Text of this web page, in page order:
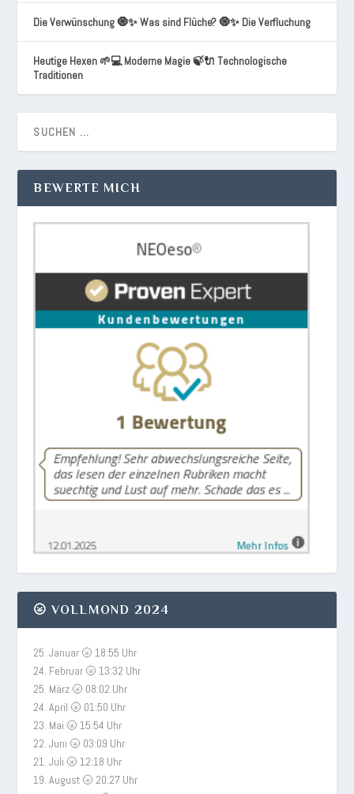
Die Verwünschung 🧿✨ Was sind Flüche? 🧿✨ Die Verfluchung
Heutige Hexen 🌱💻 Moderne Magie 🍃🔌 Technologische
Traditionen
BEWERTE MICH
🌝 VOLLMOND 2024
25. Januar 🌝 18:55 Uhr
24. Februar 🌝 13:32 Uhr
25. März 🌝 08:02 Uhr
24. April 🌝 01:50 Uhr
23. Mai 🌝 15:54 Uhr
22. Juni 🌝 03:09 Uhr
21. Juli 🌝 12:18 Uhr
19. August 🌝 20:27 Uhr